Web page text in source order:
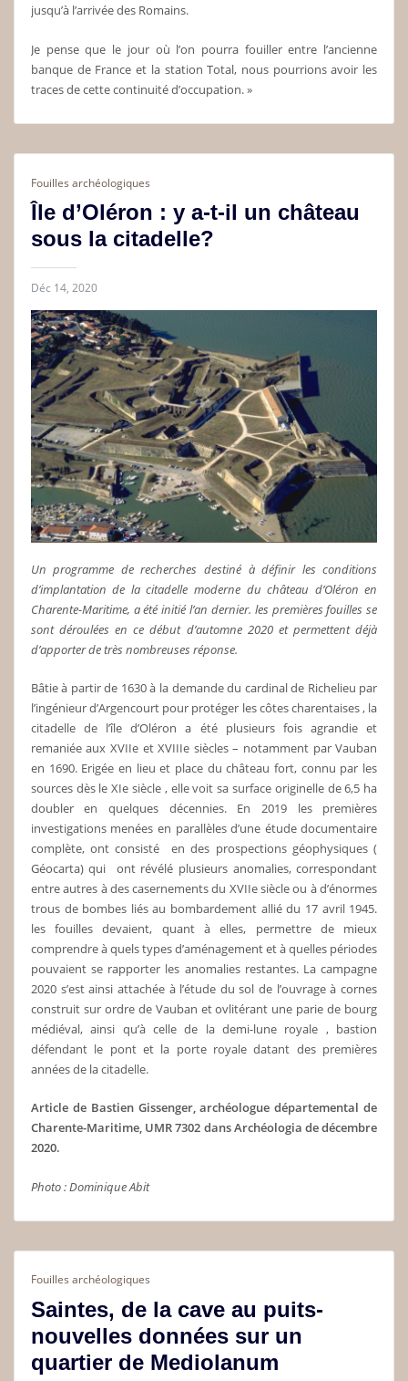
jusqu’à l’arrivée des Romains.
Je pense que le jour où l’on pourra fouiller entre l’ancienne
banque de France et la station Total, nous pourrions avoir les
traces de cette continuité d’occupation. »
Fouilles archéologiques
Île d’Oléron : y a-t-il un château
sous la citadelle?
Déc 14, 2020
Un programme de recherches destiné à définir les conditions
d’implantation de la citadelle moderne du château d’Oléron en
Charente-Maritime, a été initié l’an dernier. les premières fouilles se
sont déroulées en ce début d’automne 2020 et permettent déjà
d’apporter de très nombreuses réponse.
Bâtie à partir de 1630 à la demande du cardinal de Richelieu par
l’ingénieur d’Argencourt pour protéger les côtes charentaises , la
citadelle de l’île d’Oléron a été plusieurs fois agrandie et
remaniée aux XVIIe et XVIIIe siècles – notamment par Vauban
en 1690. Erigée en lieu et place du château fort, connu par les
sources dès le XIe siècle , elle voit sa surface originelle de 6,5 ha
doubler en quelques décennies. En 2019 les premières
investigations menées en parallèles d’une étude documentaire
complète, ont consisté en des prospections géophysiques (
Géocarta) qui ont révélé plusieurs anomalies, correspondant
entre autres à des casernements du XVIIe siècle ou à d’énormes
trous de bombes liés au bombardement allié du 17 avril 1945.
les fouilles devaient, quant à elles, permettre de mieux
comprendre à quels types d’aménagement et à quelles périodes
pouvaient se rapporter les anomalies restantes. La campagne
2020 s’est ainsi attachée à l’étude du sol de l’ouvrage à cornes
construit sur ordre de Vauban et ovlitérant une parie de bourg
médiéval, ainsi qu’à celle de la demi-lune royale , bastion
défendant le pont et la porte royale datant des premières
années de la citadelle.
Article de Bastien Gissenger, archéologue départemental de
Charente-Maritime, UMR 7302 dans Archéologia de décembre
2020.
Photo : Dominique Abit
Fouilles archéologiques
Saintes, de la cave au puits-
nouvelles données sur un
quartier de Mediolanum